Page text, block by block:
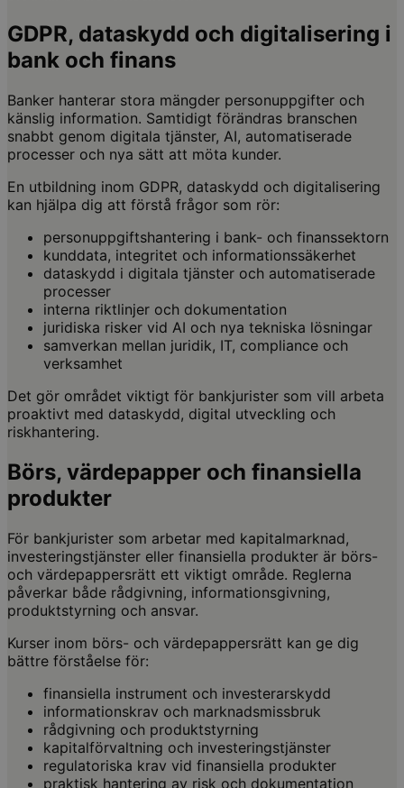
GDPR, dataskydd och digitalisering i
bank och finans
Banker hanterar stora mängder personuppgifter och
känslig information. Samtidigt förändras branschen
snabbt genom digitala tjänster, AI, automatiserade
processer och nya sätt att möta kunder.
En utbildning inom GDPR, dataskydd och digitalisering
kan hjälpa dig att förstå frågor som rör:
personuppgiftshantering i bank- och finanssektorn
kunddata, integritet och informationssäkerhet
dataskydd i digitala tjänster och automatiserade
processer
interna riktlinjer och dokumentation
juridiska risker vid AI och nya tekniska lösningar
samverkan mellan juridik, IT, compliance och
verksamhet
Det gör området viktigt för bankjurister som vill arbeta
proaktivt med dataskydd, digital utveckling och
riskhantering.
Börs, värdepapper och finansiella
produkter
För bankjurister som arbetar med kapitalmarknad,
investeringstjänster eller finansiella produkter är börs-
och värdepappersrätt ett viktigt område. Reglerna
påverkar både rådgivning, informationsgivning,
produktstyrning och ansvar.
Kurser inom börs- och värdepappersrätt kan ge dig
bättre förståelse för:
finansiella instrument och investerarskydd
informationskrav och marknadsmissbruk
rådgivning och produktstyrning
kapitalförvaltning och investeringstjänster
regulatoriska krav vid finansiella produkter
praktisk hantering av risk och dokumentation